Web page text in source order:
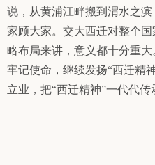
说，从黄浦江畔搬到渭水之
家顾大家。交大西迁对整个
略布局来讲，意义都十分重大
牢记使命，继续发扬“西迁精
立业，把“西迁精神”一代代传